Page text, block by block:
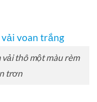
vải thô một màu rèm
trơn